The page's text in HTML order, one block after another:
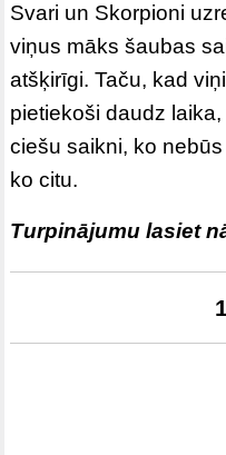
Svari un Skorpioni
viņus māks šaubas
atšķirīgi. Taču, kad
pietiekoši daudz
ciešu saikni, ko
ko citu.
Turpinājumu lasiet